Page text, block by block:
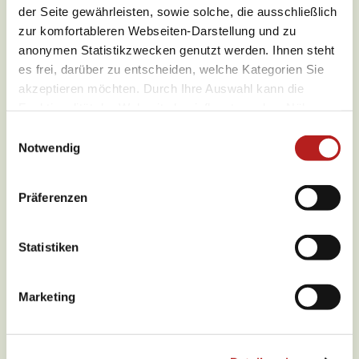
der Seite gewährleisten, sowie solche, die ausschließlich
zur komfortableren Webseiten-Darstellung und zu
anonymen Statistikzwecken genutzt werden. Ihnen steht
es frei, darüber zu entscheiden, welche Kategorien Sie
akzeptieren möchten. Durch Ihre Auswahl kann die
Datenschutzbestimmungen.
Notwendig
Präferenzen
Statistiken
Marketing